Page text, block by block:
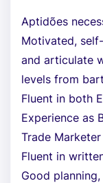
Aptidões
Motivated,
and articulate
levels from
Fluent in both
Experience as
Trade
Fluent in
Good